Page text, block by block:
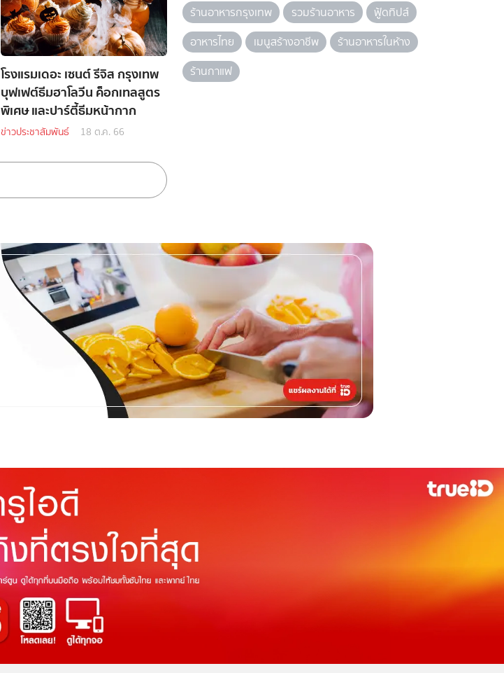
โรงแรมเดอะ เซนต์ รีจิส กรุงเทพ
บุฟเฟต์ธีมฮาโลวีน ค็อกเทลสูตร
พิเศษ และปาร์ตี้ธีมหน้ากาก
ข่าวประชาสัมพันธ์ 18 ต.ค. 66
ร้านอาหารกรุงเทพ
รวมร้านอาหาร
ฟู้ดทิปส์
อาหารไทย
เมนูสร้างอาชีพ
ร้านอาหารในห้าง
ร้านกาแฟ